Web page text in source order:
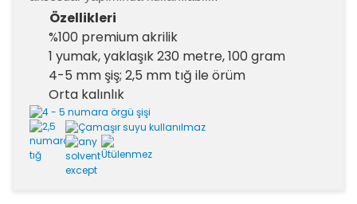
Özellikleri
%100 premium akrilik
1 yumak, yaklaşık 230 metre, 100 gram
4-5 mm şiş; 2,5 mm tığ ile örüm
Orta kalınlık